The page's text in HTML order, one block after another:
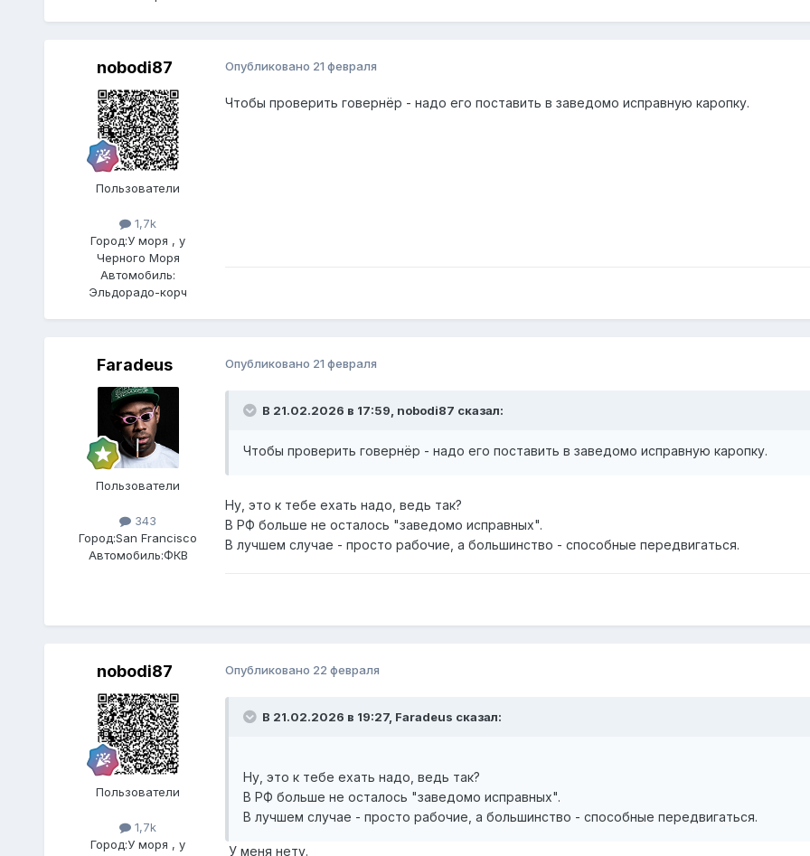
nobodi87
Пользователи
1,7k
Город:У моря , у
Черного Моря
Автомобиль:
Эльдорадо-корч
Опубликовано 21 февраля
Чтобы проверить говернёр - надо его поставить в заведомо исправную каропку.
Faradeus
Пользователи
343
Город:San Francisco
Автомобиль:ФКВ
Опубликовано 21 февраля
В 21.02.2026 в 17:59, nobodi87 сказал:
Чтобы проверить говернёр - надо его поставить в заведомо исправную каропку.
Ну, это к тебе ехать надо, ведь так?
В РФ больше не осталось "заведомо исправных".
В лучшем случае - просто рабочие, а большинство - способные передвигаться.
nobodi87
Пользователи
1,7k
Город:У моря , у
Опубликовано 22 февраля
В 21.02.2026 в 19:27, Faradeus сказал:
Ну, это к тебе ехать надо, ведь так?
В РФ больше не осталось "заведомо исправных".
В лучшем случае - просто рабочие, а большинство - способные передвигаться.
У меня нету.